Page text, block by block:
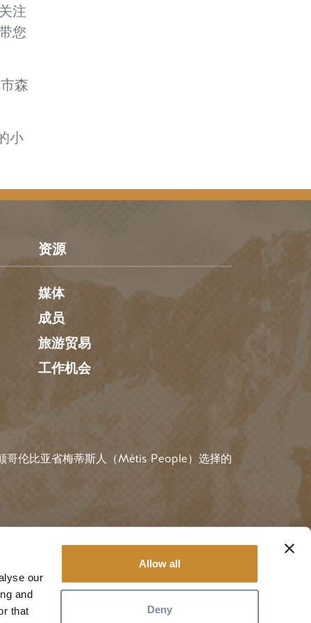
our
and
that
Allow all
Deny
注
您
森
小
资源
媒体
成员
旅游贸易
工作机会
哥伦比亚省梅蒂斯人（Métis People）选择的
#金色规则用户账户菜
登录